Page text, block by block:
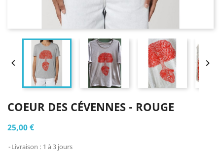
 
COEUR DES CÉVENNES - ROUGE
25,00 €
Livraison : 1 à 3 jours